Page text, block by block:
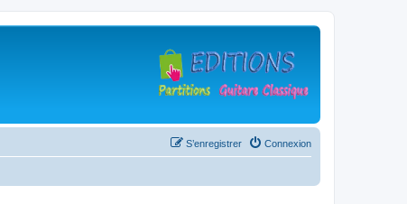
Connexion
S’enregistrer